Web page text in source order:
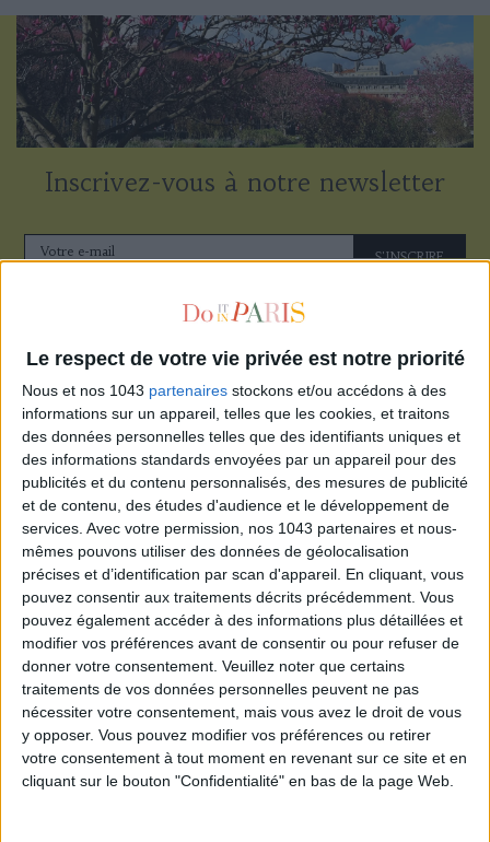
Le respect de votre vie privée est notre priorité
Nous et nos 1043 partenaires stockons et/ou accédons à des
informations sur un appareil, telles que les cookies, et traitons
des données personnelles telles que des identifiants uniques et
des informations standards envoyées par un appareil pour des
publicités et du contenu personnalisés, des mesures de publicité
et de contenu, des études d'audience et le développement de
services. Avec votre permission, nos 1043 partenaires et nous-
mêmes pouvons utiliser des données de géolocalisation
précises et d’identification par scan d'appareil. En cliquant, vous
pouvez consentir aux traitements décrits précédemment. Vous
pouvez également accéder à des informations plus détaillées et
modifier vos préférences avant de consentir ou pour refuser de
donner votre consentement. Veuillez noter que certains
traitements de vos données personnelles peuvent ne pas
nécessiter votre consentement, mais vous avez le droit de vous
y opposer. Vous pouvez modifier vos préférences ou retirer
votre consentement à tout moment en revenant sur ce site et en
cliquant sur le bouton "Confidentialité" en bas de la page Web.
Inscrivez-vous à notre newsletter
S'INSCRIRE
ADOPT PARFUMS RÉVOLUTIONNE LA PARFUMERIE MADE IN FRANCE À PETIT PRIX